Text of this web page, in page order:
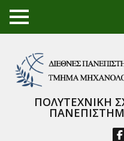
TO
GGL
NU
ΠΟΛΥΤΕΧΝΙΚΗ